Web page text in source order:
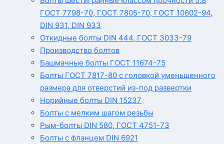
ГОСТ 7798-70, ГОСТ 7805-70, ГОСТ 10602-94,
DIN 931, DIN 933
Откидные болты DIN 444, ГОСТ 3033-79
Производство болтов
Башмачные болты ГОСТ 11674-75
Болты ГОСТ 7817-80 с головкой уменьшенного
размера для отверстий из-под развертки
Норийные болты DIN 15237
Болты с мелким шагом резьбы
Рым-болты DIN 580, ГОСТ 4751-73
Болты с фланцем DIN 6921